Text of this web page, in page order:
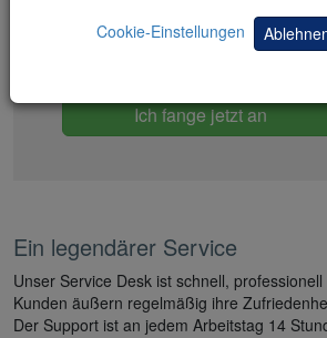
100 kostenlose Trading-
Kopieren Sie die besten Trader
Ich fange jetzt an
Ein legendärer Service
Unser Service Desk ist schnell,
Kunden äußern regelmäßig ihre
Der Support ist an jedem Arbeitstag 14
Cookie-Einstellungen